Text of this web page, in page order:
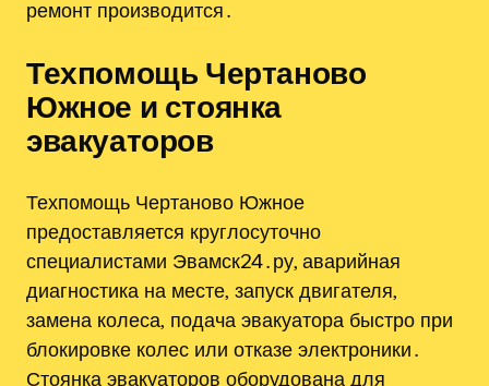
ремонт производится․
Техпомощь Чертаново
Южное и стоянка
эвакуаторов
Техпомощь Чертаново Южное
предоставляется круглосуточно
специалистами Эвамск24․ру, аварийная
диагностика на месте‚ запуск двигателя‚
замена колеса‚ подача эвакуатора быстро при
блокировке колес или отказе электроники․
Стоянка эвакуаторов оборудована для